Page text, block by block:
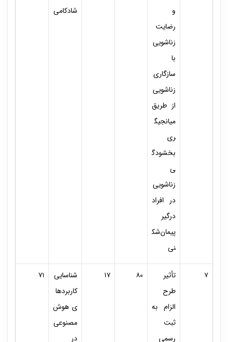
و
رضایت
زناشویی
با
سازگاری
زناشویی
از طریق
میانجیگ
ری
بخشودگ
ی
زناشویی
در افراد
درگیر
پیمان‌شک
نی
شادکامی
۷
تأثیر
طرح
الزام به
ثبت
رسمی
۸۰ ۱۷
شناسایی
کاربردها
ی هوش
مصنوعی
در
۷۱